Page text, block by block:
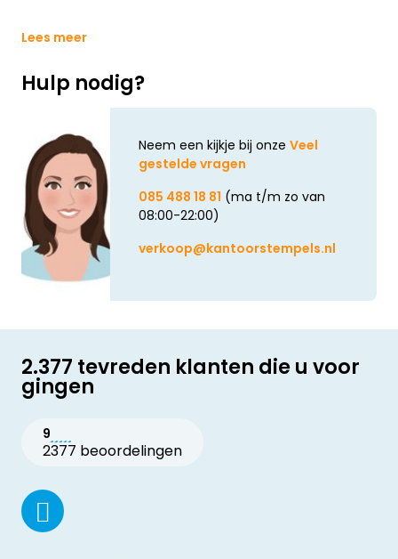
Lees meer
Hulp nodig?
Neem een kijkje bij onze Veel
gestelde vragen
085 488 18 81 (ma t/m zo van
08:00-22:00)
verkoop@kantoorstempels.nl
2.377 tevreden klanten die u voor
gingen
9
2377 beoordelingen